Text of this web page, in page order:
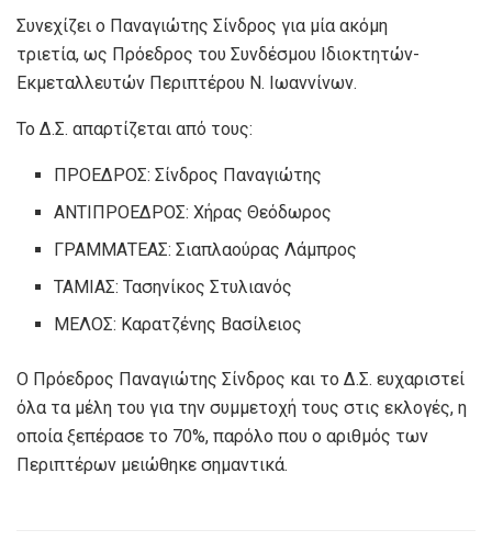
Συνεχίζει ο Παναγιώτης Σίνδρος για μία ακόμη
τριετία, ως Πρόεδρος του Συνδέσμου Ιδιοκτητών-
Εκμεταλλευτών Περιπτέρου Ν. Ιωαννίνων.
Το Δ.Σ. απαρτίζεται από τους:
ΠΡΟΕΔΡΟΣ: Σίνδρος Παναγιώτης
ΑΝΤΙΠΡΟΕΔΡΟΣ: Χήρας Θεόδωρος
ΓΡΑΜΜΑΤΕΑΣ: Σιαπλαούρας Λάμπρος
ΤΑΜΙΑΣ: Τασηνίκος Στυλιανός
ΜΕΛΟΣ: Καρατζένης Βασίλειος
Ο Πρόεδρος Παναγιώτης Σίνδρος και το Δ.Σ. ευχαριστεί
όλα τα μέλη του για την συμμετοχή τους στις εκλογές, η
οποία ξεπέρασε το 70%, παρόλο που ο αριθμός των
Περιπτέρων μειώθηκε σημαντικά.